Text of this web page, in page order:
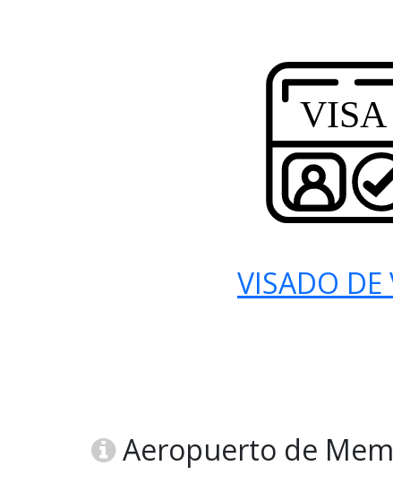
VISADO DE
Aeropuerto de